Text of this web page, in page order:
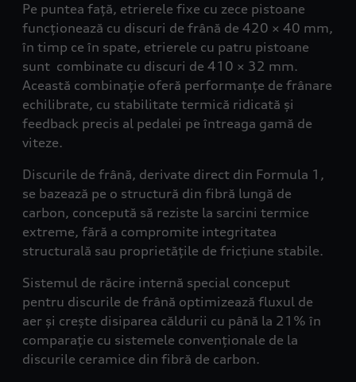
Pe puntea față, etrierele fixe cu zece pistoane
funcționează cu discuri de frână de 420 × 40 mm,
în timp ce în spate, etrierele cu patru pistoane
sunt combinate cu discuri de 410 × 32 mm.
Această combinație oferă performanțe de frânare
echilibrate, cu stabilitate termică ridicată și
feedback precis al pedalei pe întreaga gamă de
viteze.
Discurile de frână, derivate direct din Formula 1,
se bazează pe o structură din fibră lungă de
carbon, concepută să reziste la sarcini termice
extreme, fără a compromite integritatea
structurală sau proprietățile de fricțiune stabile.
Sistemul de răcire internă special conceput
pentru discurile de frână optimizează fluxul de
aer și crește disiparea căldurii cu până la 21% în
comparație cu sistemele convenționale de la
discurile ceramice din fibră de carbon.